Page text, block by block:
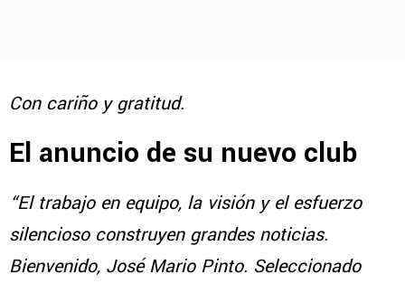
Con cariño y gratitud.
El anuncio de su nuevo club
“El trabajo en equipo, la visión y el esfuerzo
silencioso construyen grandes noticias.
Bienvenido, José Mario Pinto. Seleccionado